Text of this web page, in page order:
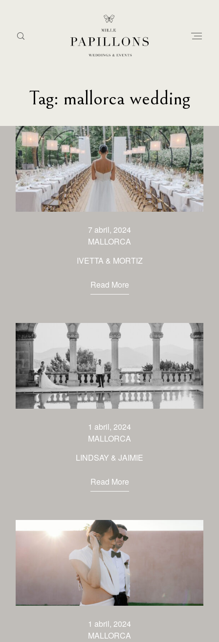
Tag: mallorca wedding
7 abril, 2024
MALLORCA
IVETTA & MORTIZ
Read More
1 abril, 2024
MALLORCA
LINDSAY & JAIMIE
Read More
1 abril, 2024
MALLORCA
Home
about
services
portfolio